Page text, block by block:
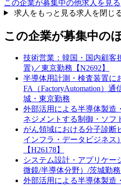
この企業が募集中の他求人を見る
求人をもっと見る求人を閉じ
この企業が募集中の
技術営業：韓国・国内顧客
置)／東京勤務【N2692】
半導体用計測・検査装置に
FA（FactoryAutomation）
城・東京勤務
外部活用による半導体製造
ネジメントする制御・ソフ
がん領域における分子診断
インフラ・データビジネス
【H26178】
システム設計・アプリケー
微鏡/半導体分野）/茨城勤務
外部活用による半導体製造